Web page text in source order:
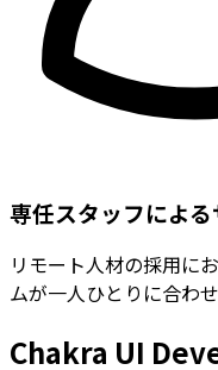
専任スタッフによ
リモート人材の採用に
ムが一人ひとりに合わ
Chakra UI